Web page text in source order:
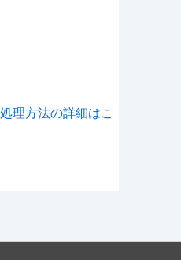
理方法の詳細はこ